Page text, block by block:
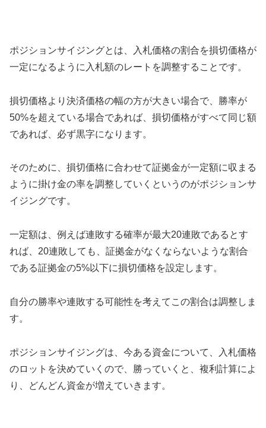
ポジションサイジングとは、入札価格の割合を損切価格が
一定になるように入札額のレートを調整することです。
損切価格より決済価格の幅の方が大きい場合で、勝率が
50%を超えている場合であれば、損切価格がすべて同じ額
であれば、必ず黒字になります。
そのために、損切価格に合わせて証拠金が一定額に収まる
ように掛け金の率を調整していくというのがポジションサ
イジングです。
一定額は、例えば連敗する確率が最大20連敗であるとす
れば、20連敗しても、証拠金がなくならないような割合
である証拠金の5%以下に損切価格を設定します。
自分の勝率や連敗する可能性を考えてこの割合は調整しま
す。
ポジションサイジングは、今ある資金について、入札価格
のロットを決めていくので、勝っていくと、複利計算によ
り、どんどん資金が増えていきます。